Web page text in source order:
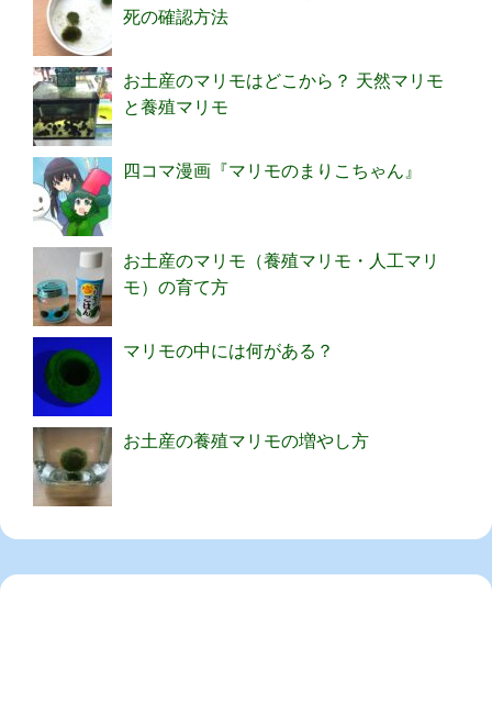
死の確認方法
お土産のマリモはどこから？ 天然マリモ
と養殖マリモ
四コマ漫画『マリモのまりこちゃん』
お土産のマリモ（養殖マリモ・人工マリ
モ）の育て方
マリモの中には何がある？
お土産の養殖マリモの増やし方